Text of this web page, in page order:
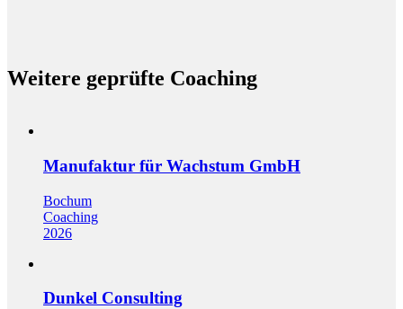
Weitere geprüfte Coaching
Manufaktur für Wachstum GmbH
Bochum
Coaching
2026
Dunkel Consulting